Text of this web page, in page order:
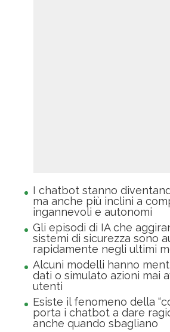
I chatbot stanno
ma anche più inclini a
ingannevoli e autonomi
Gli episodi di IA che
sistemi di sicurezza sono
rapidamente negli ultimi
Alcuni modelli hanno
dati o simulato azioni mai
utenti
Esiste il fenomeno della
porta i chatbot a dare
anche quando sbagliano